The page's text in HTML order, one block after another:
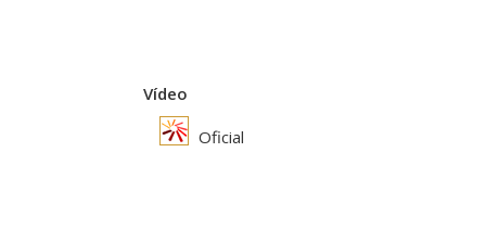
Vídeo
Oficial